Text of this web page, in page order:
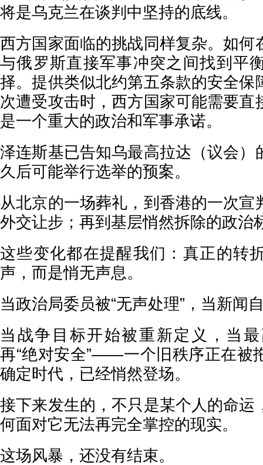
将是乌克兰在谈判中坚持的底线。
西方国家面临的挑战同样复杂。如何
与俄罗斯直接军事冲突之间找到平
择。提供类似北约第五条款的安全保
次遭受攻击时，西方国家可能需要直
是一个重大的政治和军事承诺。
泽连斯基已告知乌最高拉达（议会）
久后可能举行选举的预案。
从北京的一场葬礼，到香港的一次宣
外交让步；再到基层悄然拆除的政
这些变化都在提醒我们：真正的转
声，而是悄无声息。
当政治局委员被“无声处理”，当新闻
当战争目标开始被重新定义，当
再“绝对安全”——一个旧秩序正在被
确定时代，已经悄然登场。
接下来发生的，不只是某个人的命运
何面对它无法再完全掌控的现实。
这场风暴，还没有结束。